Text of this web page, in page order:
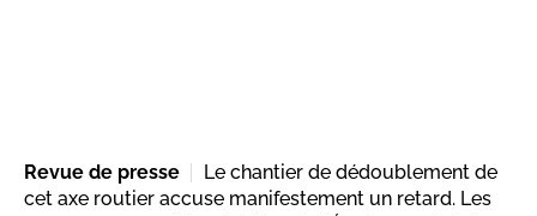
Revue de presse
Le chantier de dédoublement de
cet axe routier accuse manifestement un retard. Les